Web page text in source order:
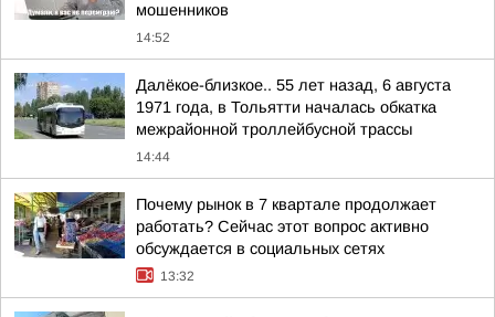
мошенников
14:52
Далёкое-близкое.. 55 лет назад, 6 августа
1971 года, в Тольятти началась обкатка
межрайонной троллейбусной трассы
14:44
Почему рынок в 7 квартале продолжает
работать? Сейчас этот вопрос активно
обсуждается в социальных сетях
13:32